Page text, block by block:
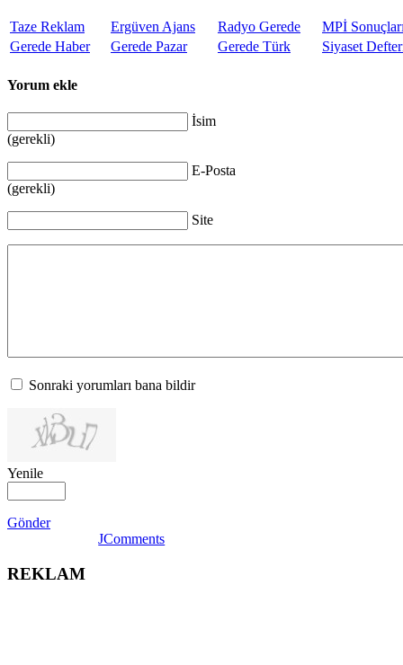
Taze Reklam Ergüven Ajans Radyo Gerede
MPİ
Gerede Haber
Gerede Pazar Gerede Türk Siyaset
Yorum ekle
İsim
(gerekli)
E-Posta
(gerekli)
Site
Sonraki yorumları bana bildir
Yenile
Gönder
JComments
REKLAM